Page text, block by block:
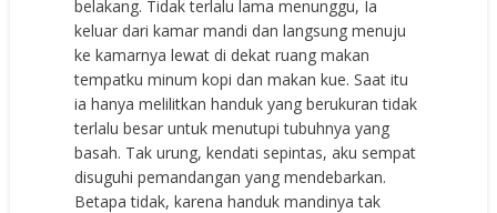
belakang. Tidak terlalu lama menunggu, Ia
keluar dari kamar mandi dan langsung menuju
ke kamarnya lewat di dekat ruang makan
tempatku minum kopi dan makan kue. Saat itu
ia hanya melilitkan handuk yang berukuran tidak
terlalu besar untuk menutupi tubuhnya yang
basah. Tak urung, kendati sepintas, aku sempat
disuguhi pemandangan yang mendebarkan.
Betapa tidak, karena handuk mandinya tak